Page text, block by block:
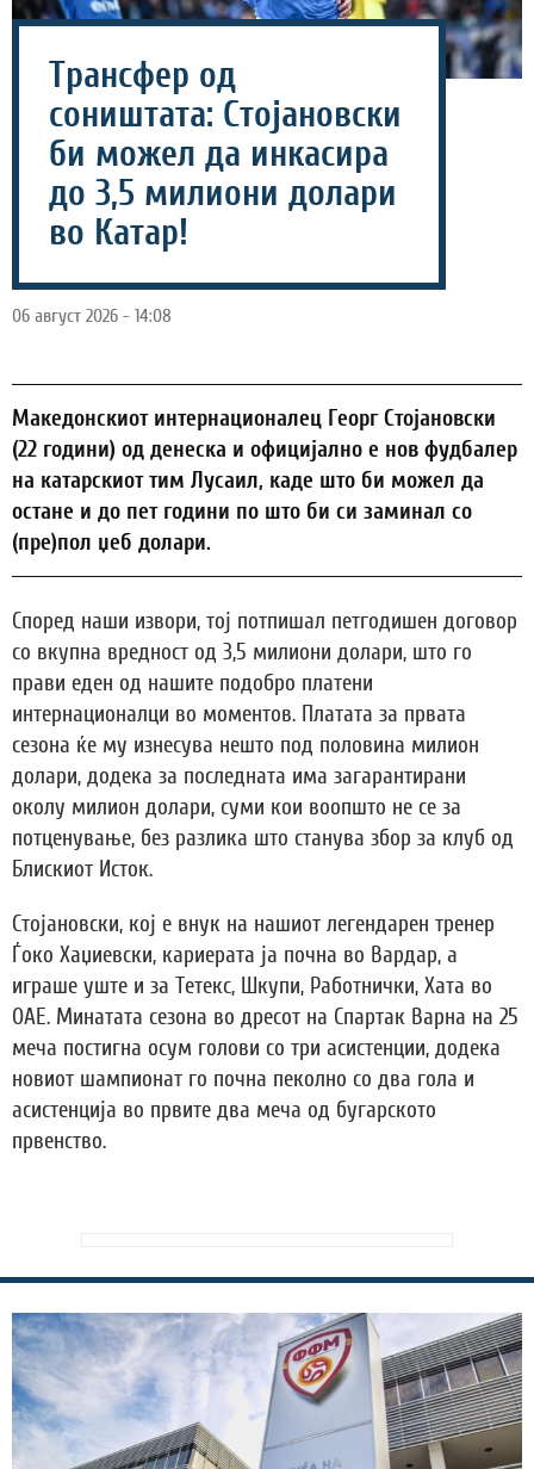
Трансфер од
соништата: Стојановски
би можел да инкасира
до 3,5 милиони долари
во Катар!
06 август 2026 - 14:08
Македонскиот интернационалец Георг Стојановски
(22 години) од денеска и официјално е нов фудбалер
на катарскиот тим Лусаил, каде што би можел да
остане и до пет години по што би си заминал со
(пре)пол џеб долари.
Според наши извори, тој потпишал петгодишен договор
со вкупна вредност од 3,5 милиони долари, што го
прави еден од нашите подобро платени
интернационалци во моментов. Платата за првата
сезона ќе му изнесува нешто под половина милион
долари, додека за последната има загарантирани
околу милион долари, суми кои воопшто не се за
потценување, без разлика што станува збор за клуб од
Блискиот Исток.
Стојановски, кој е внук на нашиот легендарен тренер
Ѓоко Хаџиевски, кариерата ја почна во Вардар, а
играше уште и за Тетекс, Шкупи, Работнички, Хата во
ОАЕ. Минатата сезона во дресот на Спартак Варна на 25
меча постигна осум голови со три асистенции, додека
новиот шампионат го почна пеколно со два гола и
асистенција во првите два меча од бугарското
првенство.